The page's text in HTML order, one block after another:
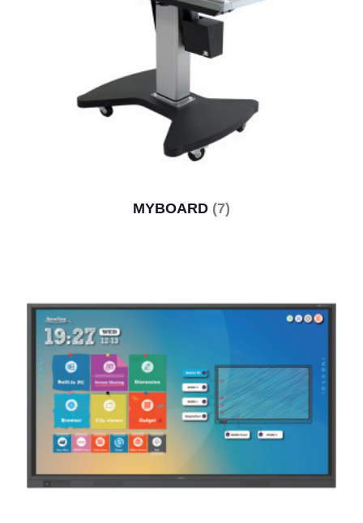
MYBOARD (7)